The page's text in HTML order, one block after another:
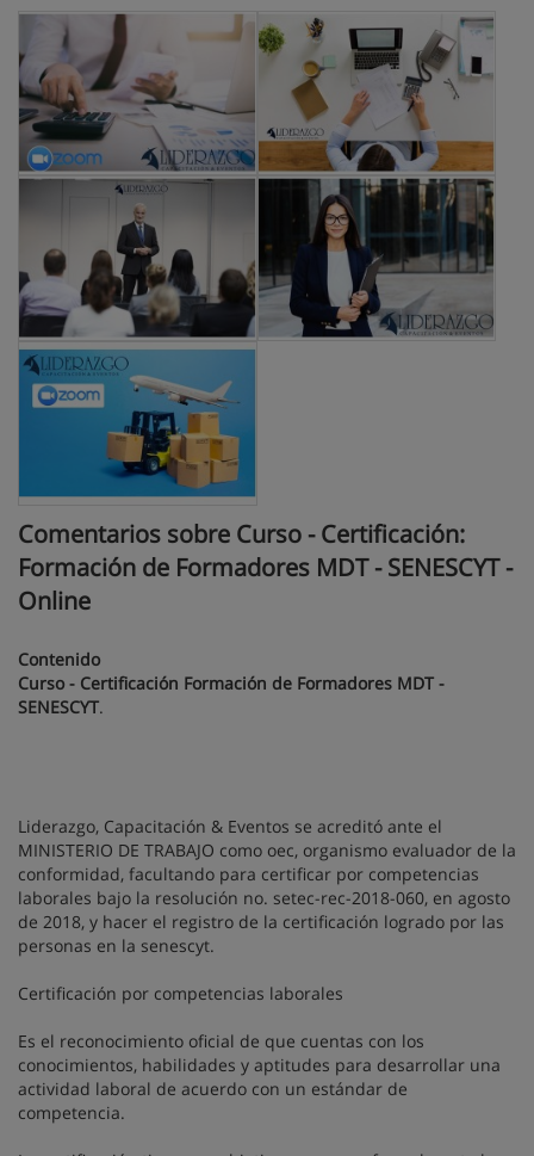
Comentarios sobre Curso - Certificación:
Formación de Formadores MDT - SENESCYT -
Online
Contenido
Curso - Certificación Formación de Formadores MDT -
SENESCYT.
Liderazgo, Capacitación & Eventos se acreditó ante el
MINISTERIO DE TRABAJO como oec, organismo evaluador de la
conformidad, facultando para certificar por competencias
laborales bajo la resolución no. setec-rec-2018-060, en agosto
de 2018, y hacer el registro de la certificación logrado por las
personas en la senescyt.
Certificación por competencias laborales
Es el reconocimiento oficial de que cuentas con los
conocimientos, habilidades y aptitudes para desarrollar una
actividad laboral de acuerdo con un estándar de
competencia.